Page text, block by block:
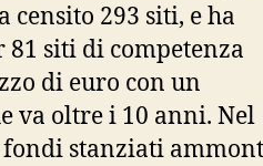
293 siti, e ha
81 siti di competenza
di euro con un
va oltre i 10 anni. Nel
fondi stanziati